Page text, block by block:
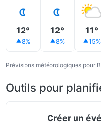
12°
8%
12°
8%
11°
15%
Prévisions météorologiques pour
Outils pour
Créer un